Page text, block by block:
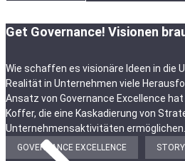
Get Governance! Visionen
Wie schaffen es visionäre Ideen in die
Realität in Unternehmen viele
Ansatz von Governance Excellence
Koffer, die eine Kaskadierung von
Unternehmensaktivitäten ermöglichen.
GOVERNANCE EXCELLENCE STORY